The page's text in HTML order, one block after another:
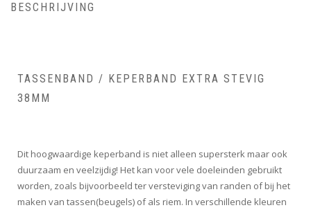
BESCHRIJVING
TASSENBAND / KEPERBAND EXTRA STEVIG
38MM
Dit hoogwaardige keperband is niet alleen supersterk maar ook
duurzaam en veelzijdig! Het kan voor vele doeleinden gebruikt
worden, zoals bijvoorbeeld ter versteviging van randen of bij het
maken van tassen(beugels) of als riem. In verschillende kleuren